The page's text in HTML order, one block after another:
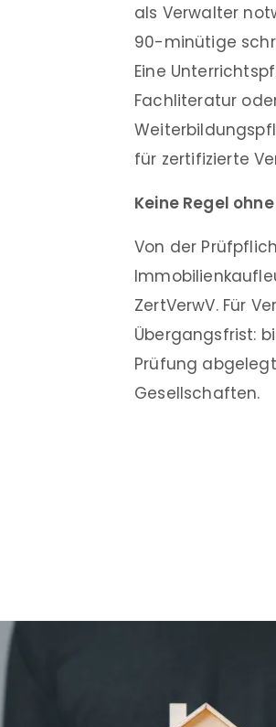
als Verwalter
90-minütige
Eine
Fachliteratur
für zertifizierte
Keine Regel
Von der
ZertVerwV. Für
Übergangsfrist:
Prüfung
Gesellschaften.